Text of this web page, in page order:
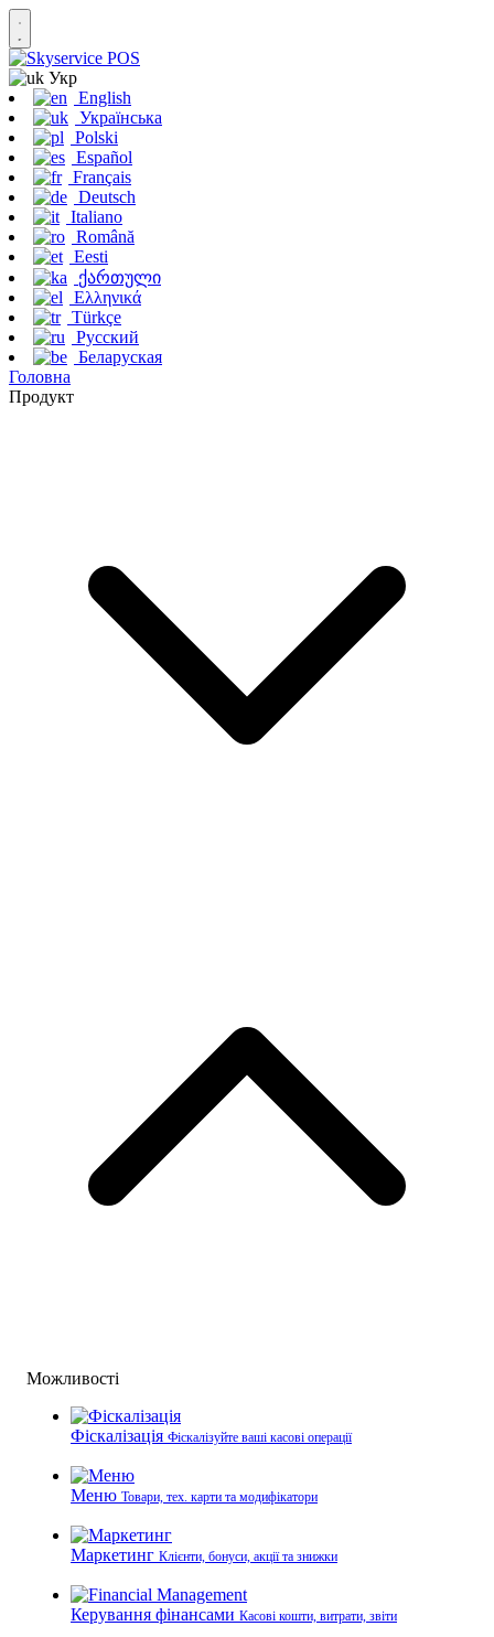
Укр
English
Українська
Polski
Español
Français
Deutsch
Italiano
Română
Eesti
ქართული
Ελληνικά
Türkçe
Русский
Беларуская
Головна
Продукт
Можливості
Фіскалізація Фіскалізуйте ваші касові операції
Меню Товари, тех. карти та модифікатори
Маркетинг Клієнти, бонуси, акції та знижки
Керування фінансами Касові кошти, витрати, звіти